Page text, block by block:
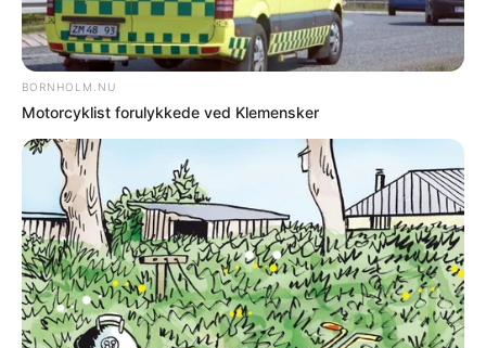
DEBAT - Redaktionen har fra Steen
Paldan, Rønne, modtaget:
DEL Print